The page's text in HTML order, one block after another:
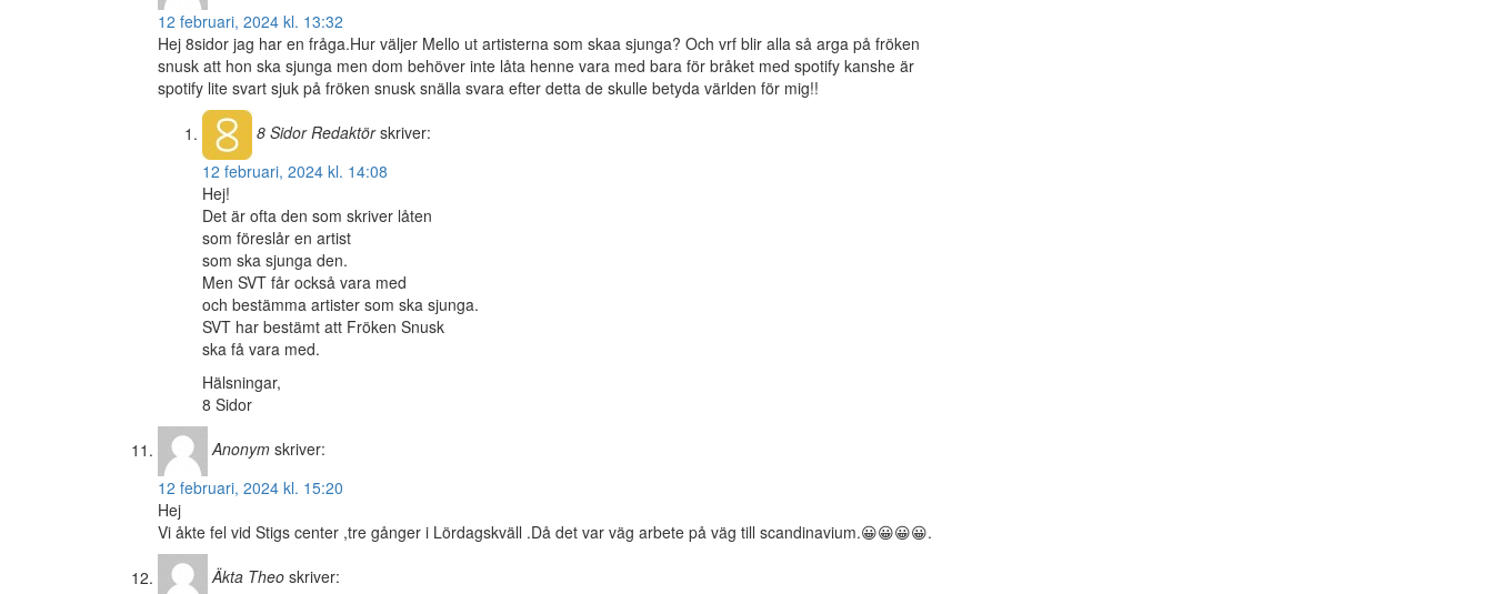
12 februari, 2024 kl. 13:32
Hej 8sidor jag har en fråga.Hur väljer Mello ut artisterna som skaa sjunga? Och vrf blir alla så arga på fröken
snusk att hon ska sjunga men dom behöver inte låta henne vara med bara för bråket med spotify kanshe är
spotify lite svart sjuk på fröken snusk snälla svara efter detta de skulle betyda världen för mig!!
8 SidorRedaktör skriver:
12 februari, 2024 kl. 14:08
Hej!
Det är ofta den som skriver låten
som föreslår en artist
som ska sjunga den.
Men SVT får också vara med
och bestämma artister som ska sjunga.
SVT har bestämt att Fröken Snusk
ska få vara med.
Hälsningar,
8 Sidor
Anonym skriver:
12 februari, 2024 kl. 15:20
Hej
Vi åkte fel vid Stigs center ,tre gånger i Lördagskväll .Då det var väg arbete på väg till scandinavium.😀😀😀😀.
Äkta Theo skriver: